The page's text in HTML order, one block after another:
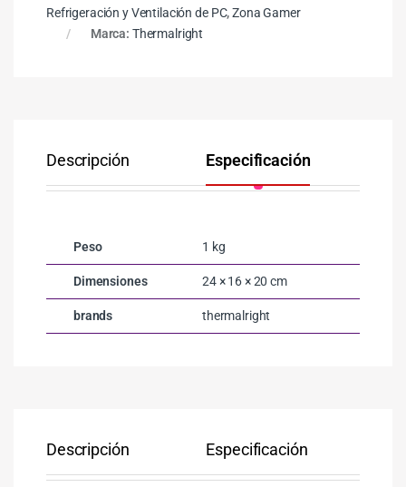
Refrigeración y Ventilación de PC,Zona Gamer
Marca: Thermalright
Descripción Especificación
Peso 1 kg
Dimensiones 24 × 16 × 20 cm
brands thermalright
Descripción Especificación